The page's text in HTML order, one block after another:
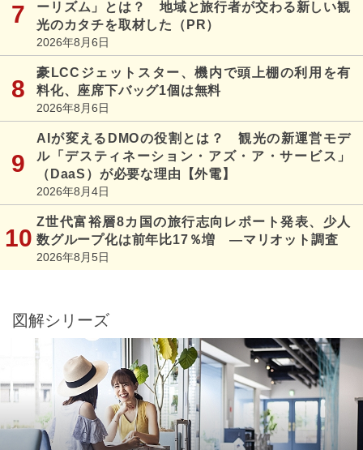
ーリズム」とは？ 地域と旅行者が交わる新しい観
光のカタチを取材した（PR）
2026年8月6日
豪LCCジェットスター、機内で頭上棚の利用を有
料化、座席下バッグ1個は無料
2026年8月6日
AIが変えるDMOの役割とは？ 観光の新運営モデ
ル「デスティネーション・アズ・ア・サービス」
（DaaS）が必要な理由【外電】
2026年8月4日
Z世代富裕層8カ国の旅行志向レポート発表、少人
数グループ化は前年比17％増 ―マリオット調査
2026年8月5日
図解シリーズ